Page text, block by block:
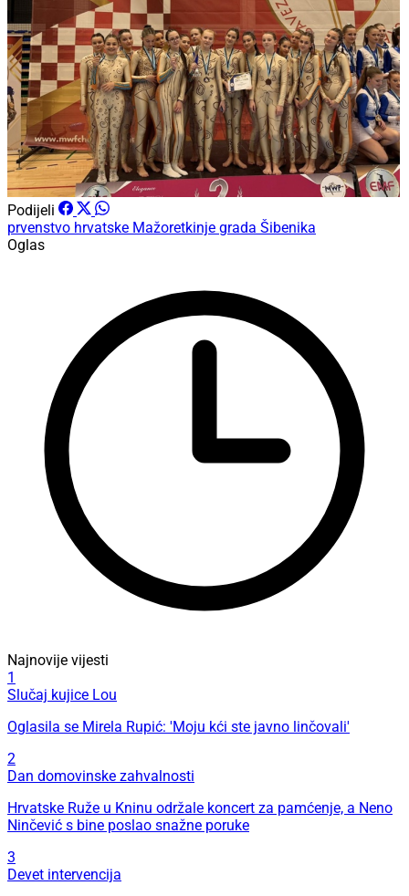
Podijeli
prvenstvo hrvatske Mažoretkinje grada Šibenika
Oglas
Najnovije vijesti
1
Slučaj kujice Lou
Oglasila se Mirela Rupić: 'Moju kći ste javno linčovali'
2
Dan domovinske zahvalnosti
Hrvatske Ruže u Kninu održale koncert za pamćenje, a Neno
Ninčević s bine poslao snažne poruke
3
Devet intervencija